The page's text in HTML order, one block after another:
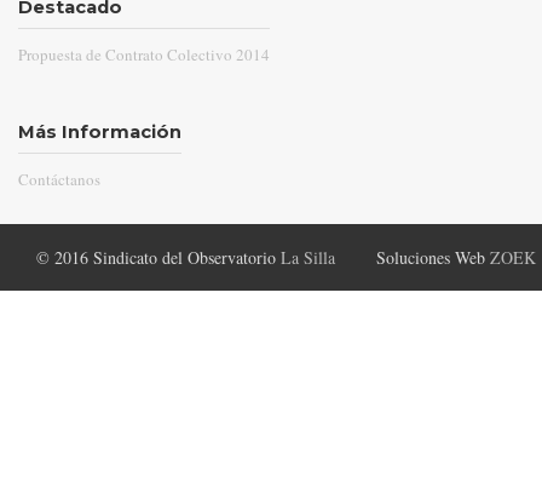
Destacado
Propuesta de Contrato Colectivo 2014
Más Información
Contáctanos
© 2016 Sindicato del Observatorio La Silla Soluciones Web ZOEK